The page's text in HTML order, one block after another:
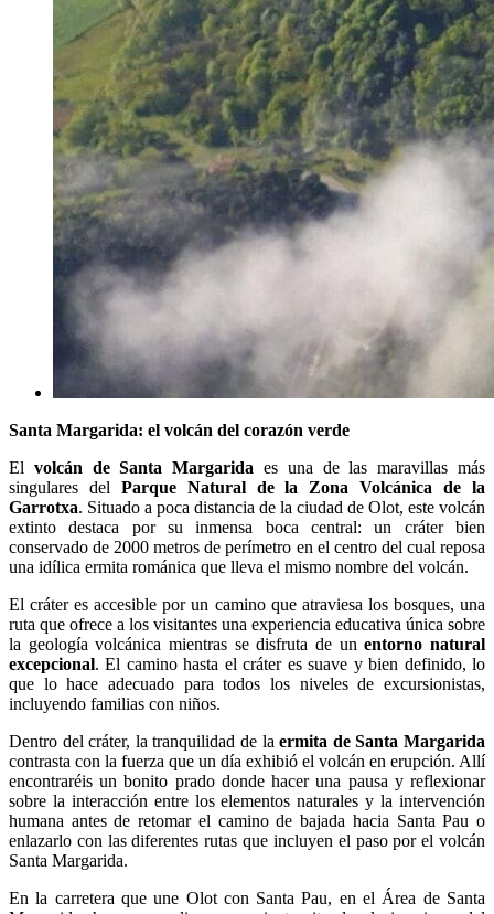
Santa Margarida: el volcán del corazón verde
El volcán de Santa Margarida es una de las maravillas más
singulares del Parque Natural de la Zona Volcánica de la
Garrotxa. Situado a poca distancia de la ciudad de Olot, este volcán
extinto destaca por su inmensa boca central: un cráter bien
conservado de 2000 metros de perímetro en el centro del cual reposa
una idílica ermita románica que lleva el mismo nombre del volcán.
El cráter es accesible por un camino que atraviesa los bosques, una
ruta que ofrece a los visitantes una experiencia educativa única sobre
la geología volcánica mientras se disfruta de unentorno natural
excepcional. El camino hasta el cráter es suave y bien definido, lo
que lo hace adecuado para todos los niveles de excursionistas,
incluyendo familias con niños.
Dentro del cráter, la tranquilidad de laermita de Santa Margarida
contrasta con la fuerza que un día exhibió el volcán en erupción. Allí
encontraréis un bonito prado donde hacer una pausa y reflexionar
sobre la interacción entre los elementos naturales y la intervención
humana antes de retomar el camino de bajada hacia Santa Pau o
enlazarlo con las diferentes rutas que incluyen el paso por el volcán
Santa Margarida.
En la carretera que une Olot con Santa Pau, en el Área de Santa